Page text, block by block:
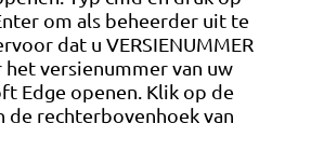
om als beheerder uit te
dat u VERSIENUMMER
versienummer van uw
Edge openen. Klik op de
de rechterbovenhoek van